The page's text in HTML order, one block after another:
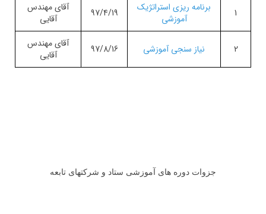
1
برنامه ریزی استراتژیک
آموزشی
97/4/19
آقای مهندس
آقایی
2 نیاز سنجی آموزشی 97/8/16
آقای مهندس
آقایی
جزوات دوره های آموزشی ستاد و شرکتهای تابعه